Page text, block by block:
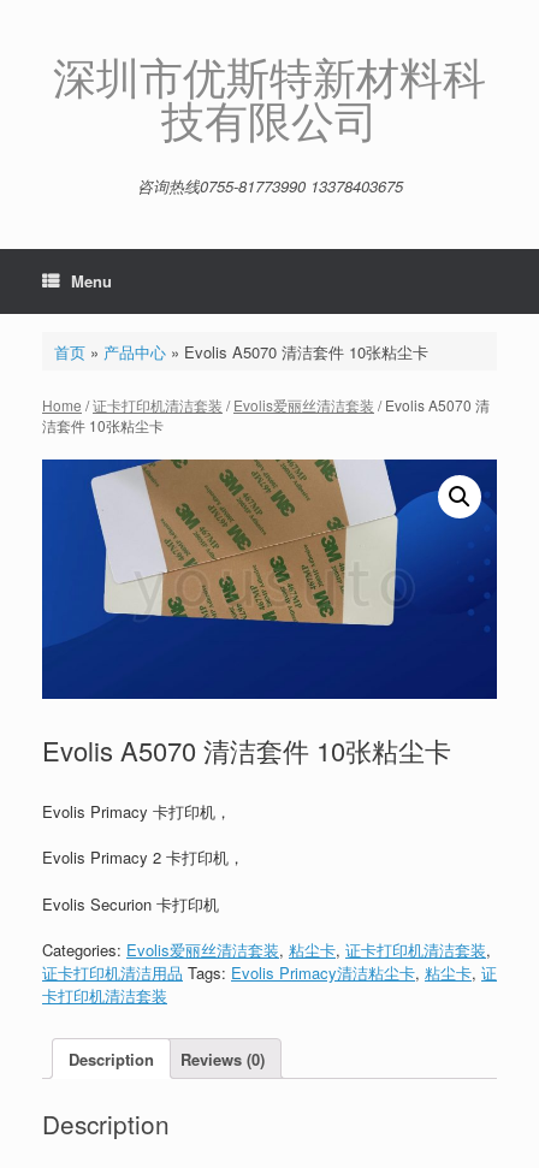
深圳市优斯特新材料科
技有限公司
咨询热线0755-81773990 13378403675
Menu
首页» 产品中心» Evolis A5070 清洁套件 10张粘尘卡
Home /证卡打印机清洁套装 /Evolis爱丽丝清洁套装 / Evolis A5070 清
洁套件 10张粘尘卡
Evolis A5070 清洁套件 10张粘尘卡
Evolis Primacy 卡打印机，
Evolis Primacy 2 卡打印机，
Evolis Securion 卡打印机
Categories: Evolis爱丽丝清洁套装, 粘尘卡, 证卡打印机清洁套装,
证卡打印机清洁用品 Tags: Evolis Primacy清洁粘尘卡, 粘尘卡, 证
卡打印机清洁套装
Description Reviews (0)
Description